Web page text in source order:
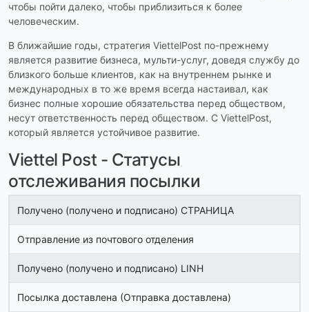
чтобы пойти далеко, чтобы приблизиться к более
человеческим.
В ближайшие годы, стратегия ViettelPost по-прежнему
является развитие бизнеса, мульти-услуг, доведя службу до
близкого больше клиентов, как на внутреннем рынке и
международных в то же время всегда настаивал, как
бизнес полные хорошие обязательства перед обществом,
несут ответственность перед обществом. С ViettelPost,
который является устойчивое развитие.
Viettel Post - Статусы
отслеживания посылки
Получено (получено и подписано) СТРАНИЦА
Отправление из почтового отделения
Получено (получено и подписано) LINH
Посылка доставлена ​​(Отправка доставлена)